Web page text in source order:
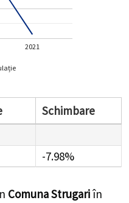
2021
Schimbare
-7.98%
Comuna Strugariîn